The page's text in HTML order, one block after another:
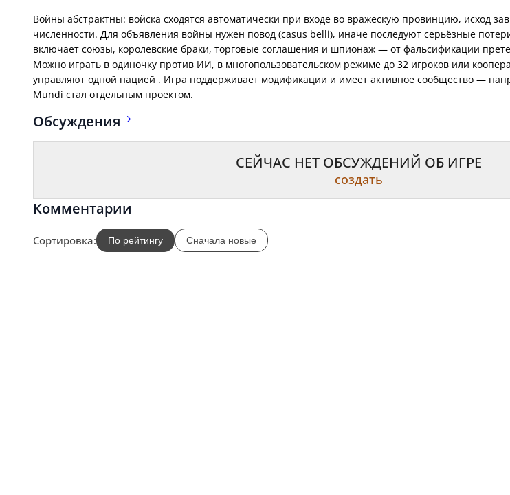
Войны абстрактны: войска сходятся автоматически при входе во вражескую провинцию, исход
численности. Для объявления войны нужен повод (casus belli), иначе последуют серьёзные
включает союзы, королевские браки, торговые соглашения и шпионаж — от фальсификации
Можно играть в одиночку против ИИ, в многопользовательском режиме до 32 игроков или
управляют одной нацией . Игра поддерживает модификации и имеет активное сообщество —
Mundi стал отдельным проектом.
Обсуждения
СЕЙЧАС НЕТ ОБСУЖДЕНИЙ ОБ ИГРЕ
создать
Комментарии
Сортировка: По рейтингу Сначала новые